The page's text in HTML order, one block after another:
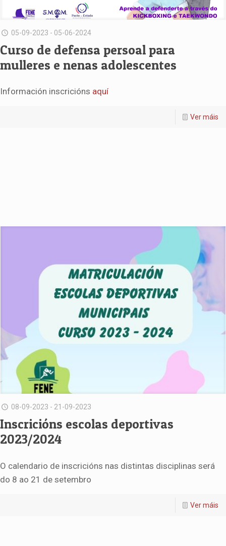
05-09-2023 - 05-06-2024
Curso de defensa persoal para
mulleres e nenas adolescentes
Información inscricións aquí
Ver máis
08-09-2023 - 21-09-2023
Inscricións escolas deportivas
2023/2024
O calendario de inscricións nas distintas disciplinas será
do 8 ao 21 de setembro
Ver máis